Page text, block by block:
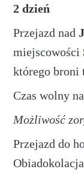
2 dzień
Przejazd nad
miejscowości
którego broni
Czas wolny
Możliwość
Przejazd do